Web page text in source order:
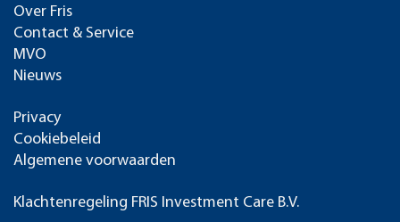
Over Fris
Contact & Service
MVO
Nieuws
Privacy
Cookiebeleid
Algemene voorwaarden
Klachtenregeling FRIS Investment Care B.V.